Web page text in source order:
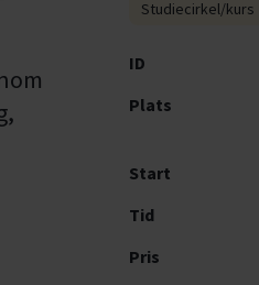
Studiecirkel/kurs
ID
Plats
Start
Tid
Pris